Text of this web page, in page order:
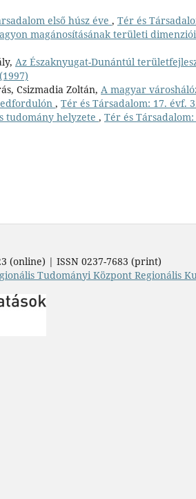
első húsz éve , Tér és
magánosításának területi dimenziói
Az Északnyugat-Dunántúl
Csizmadia Zoltán, A magyar
, Tér és Társadalom: 17. évf.
tudomány helyzete , Tér és
(online) | ISSN 0237-7683 (print)
Tudományi Központ Regionális